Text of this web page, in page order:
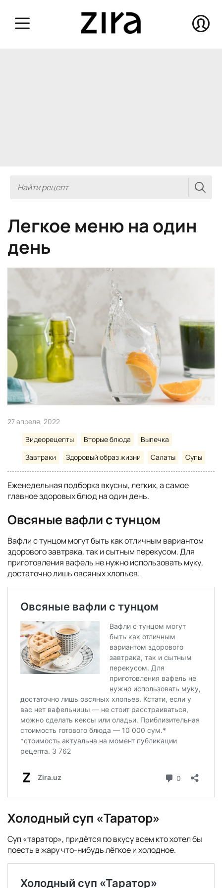
Легкое меню на один
день
27 апреля, 2022
Видеорецепты
Вторые блюда
Выпечка
Завтраки
Здоровый образ жизни Салаты Супы
Еженедельная подборка вкусны, легких, а самое
главное здоровых блюд на один день.
Овсяные вафли с тунцом
Вафли с тунцом могут быть как отличным вариантом
здорового завтрака, так и сытным перекусом. Для
приготовления вафель не нужно использовать муку,
достаточно лишь овсяных хлопьев.
Холодный суп «Таратор»
Суп «таратор», придётся по вкусу всем кто хотел бы
поесть в жару что-нибудь лёгкое и холодное.